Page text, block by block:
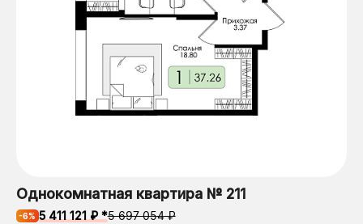
Однокомнатная квартира № 211
-6% 5 411 121 ₽ *5 697 054 ₽